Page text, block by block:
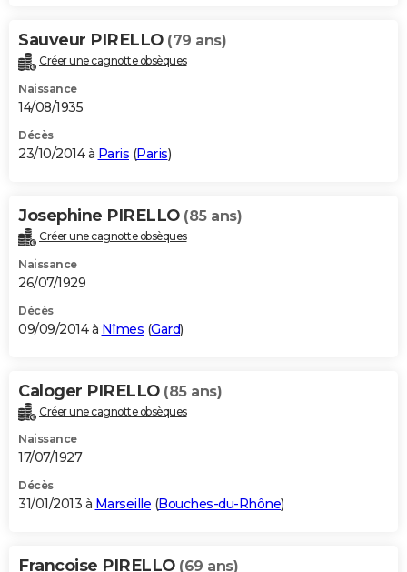
Sauveur PIRELLO (79 ans)
Créer une cagnotte obsèques
Naissance
14/08/1935
Décès
23/10/2014 à Paris (Paris)
Josephine PIRELLO (85 ans)
Créer une cagnotte obsèques
Naissance
26/07/1929
Décès
09/09/2014 à Nîmes (Gard)
Caloger PIRELLO (85 ans)
Créer une cagnotte obsèques
Naissance
17/07/1927
Décès
31/01/2013 à Marseille (Bouches-du-Rhône)
Francoise PIRELLO (69 ans)